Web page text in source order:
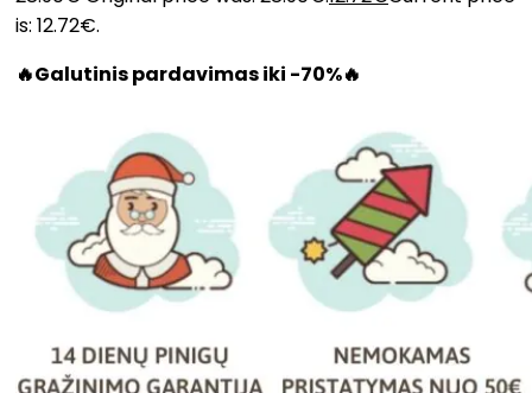
is: 12.72€.
🔥Galutinis pardavimas iki -70%🔥